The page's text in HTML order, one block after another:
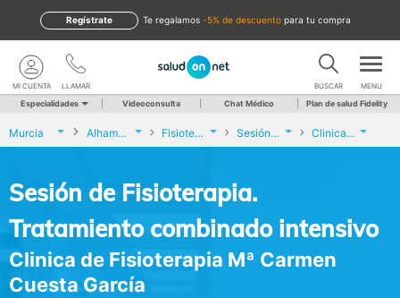
te regalamos -5% de descuento para tu compra
Regístrate
LLAMAR
MI CUENTA BUSCAR MENU
Especialidades Videoconsulta Chat Médico Plan de salud Fidelity
Murcia Alhama de Murcia Fisioterapia Sesión de Fisioterapia. Tratamiento combinado intensivo Clinica de Fisioterapia Mª Carmen Cuesta García
Sesión de Fisioterapia.
Tratamiento combinado intensivo
Clinica de Fisioterapia Mª Carmen
Cuesta García